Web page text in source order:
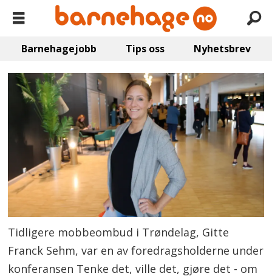
Barnehagejobb Tips oss Nyhetsbrev
Tidligere mobbeombud i Trøndelag, Gitte
Franck Sehm, var en av foredragsholderne under
konferansen Tenke det, ville det, gjøre det - om